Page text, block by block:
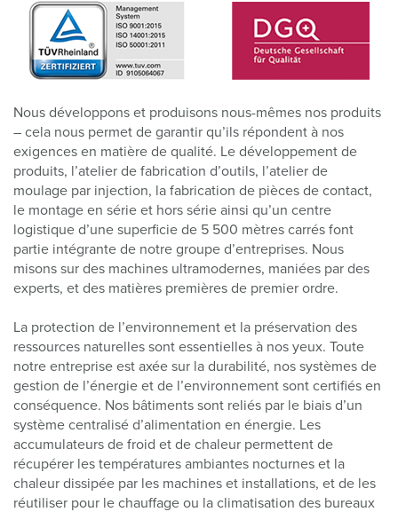
Nous développons et produisons nous-mêmes nos produits
– cela nous permet de garantir qu’ils répondent à nos
exigences en matière de qualité. Le développement de
produits, l’atelier de fabrication d’outils, l’atelier de
moulage par injection, la fabrication de pièces de contact,
le montage en série et hors série ainsi qu’un centre
logistique d’une superficie de 5 500 mètres carrés font
partie intégrante de notre groupe d’entreprises. Nous
misons sur des machines ultramodernes, maniées par des
experts, et des matières premières de premier ordre.
La protection de l’environnement et la préservation des
ressources naturelles sont essentielles à nos yeux. Toute
notre entreprise est axée sur la durabilité, nos systèmes de
gestion de l’énergie et de l’environnement sont certifiés en
conséquence. Nos bâtiments sont reliés par le biais d’un
système centralisé d’alimentation en énergie. Les
accumulateurs de froid et de chaleur permettent de
récupérer les températures ambiantes nocturnes et la
chaleur dissipée par les machines et installations, et de les
réutiliser pour le chauffage ou la climatisation des bureaux